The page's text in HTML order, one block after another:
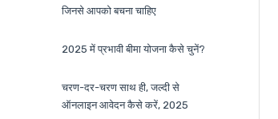
जिनसे आपको बचना चाहिए
2025 में प्रभावी बीमा योजना कैसे चुनें?
चरण-दर-चरण साथ ही, जल्दी से
ऑनलाइन आवेदन कैसे करें, 2025